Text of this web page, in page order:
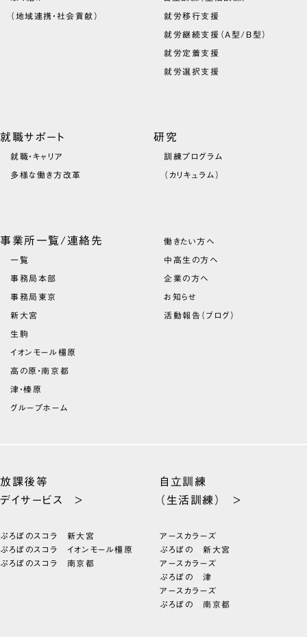
（地域連携・社会貢献） 就労移行支援
就労継続支援（A型/B型）
就労定着支援
就労選択支援
就職サポート
就職・キャリア
多様な働き方改革
研究
訓練プログラム
（カリキュラム）
事業所一覧/連絡先
一覧
事務局本部
事務局東京
新大宮
生駒
イオンモール橿原
高の原・南京都
津・榛原
グループホーム
働きたい方へ
中高生の方へ
企業の方へ
お知らせ
活動報告（ブログ）
放課後等
デイサービス >
ぷろぼのスコラ 新大宮
ぷろぼのスコラ イオンモール橿原
ぷろぼのスコラ 南京都
自立訓練
（生活訓練） >
アースカラーズ
ぷろぼの 新大宮
アースカラーズ
ぷろぼの 津
アースカラーズ
ぷろぼの 南京都